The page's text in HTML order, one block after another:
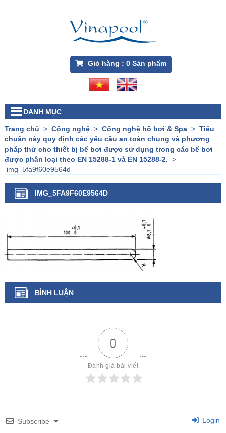
Giỏ hàng : 0Sản phẩm
DANH MỤC
Trang chủ > Công nghệ> Công nghệ hồ bơi & Spa> Tiêu
chuẩn này quy định các yêu cầu an toàn chung và phương
pháp thử cho thiết bị bể bơi được sử dụng trong các bể bơi
được phân loại theo EN 15288-1 và EN 15288-2. >
img_5fa9f60e9564d
IMG_5FA9F60E9564D
BÌNH LUẬN
0
Đánh giá bài viết
Subscribe Login